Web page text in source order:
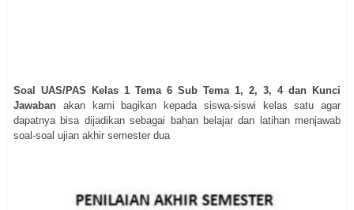
Soal UAS/PAS Kelas 1 Tema 6 Sub Tema 1, 2, 3, 4 dan Kunci
Jawaban akan kami bagikan kepada siswa-siswi kelas satu agar
dapatnya bisa dijadikan sebagai bahan belajar dan latihan menjawab
soal-soal ujian akhir semester dua